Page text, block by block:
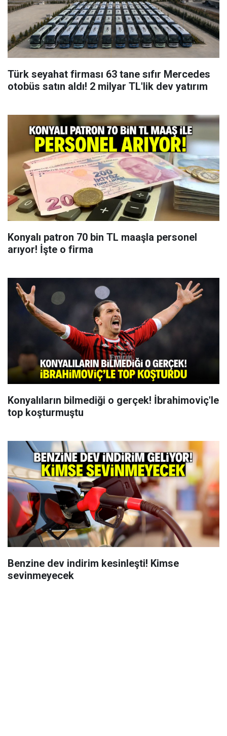
Türk seyahat firması 63 tane sıfır Mercedes
otobüs satın aldı! 2 milyar TL'lik dev yatırım
Konyalı patron 70 bin TL maaşla personel
arıyor! İşte o firma
Konyalıların bilmediği o gerçek! İbrahimoviç'le
top koşturmuştu
Benzine dev indirim kesinleşti! Kimse
sevinmeyecek